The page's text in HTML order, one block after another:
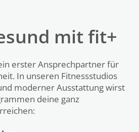
mit fit+
erster Ansprechpartner für
In unseren Fitnessstudios
moderner Ausstattung wirst
deine ganz